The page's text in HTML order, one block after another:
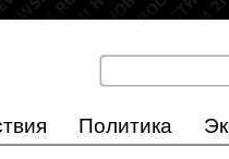
Политика